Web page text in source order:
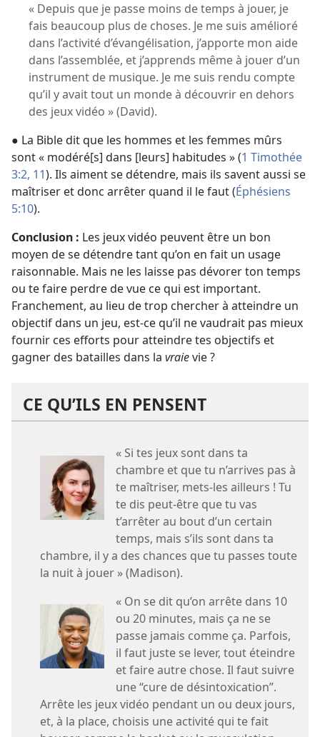
« Depuis que je passe moins de temps à jouer, je
fais beaucoup plus de choses. Je me suis amélioré
dans l’activité d’évangélisation, j’apporte mon aide
dans l’assemblée, et j’apprends même à jouer d’un
instrument de musique. Je me suis rendu compte
qu’il y avait tout un monde à découvrir en dehors
des jeux vidéo » (David).
● La Bible dit que les hommes et les femmes mûrs
sont « modéré[s] dans [leurs] habitudes » (1 Timothée
3:2, 11). Ils aiment se détendre, mais ils savent aussi se
maîtriser et donc arrêter quand il le faut (Éphésiens
5:10).
Conclusion : Les jeux vidéo peuvent être un bon
moyen de se détendre tant qu’on en fait un usage
raisonnable. Mais ne les laisse pas dévorer ton temps
ou te faire perdre de vue ce qui est important.
Franchement, au lieu de trop chercher à atteindre un
objectif dans un jeu, est-ce qu’il ne vaudrait pas mieux
fournir ces efforts pour atteindre tes objectifs et
gagner des batailles dans la vraievie ?
CE QU’ILS EN PENSENT
« Si tes jeux sont dans ta
chambre et que tu n’arrives pas à
te maîtriser, mets-les ailleurs ! Tu
te dis peut-être que tu vas
t’arrêter au bout d’un certain
temps, mais s’ils sont dans ta
chambre, il y a des chances que tu passes toute
la nuit à jouer » (Madison).
« On se dit qu’on arrête dans 10
ou 20 minutes, mais ça ne se
passe jamais comme ça. Parfois,
il faut juste se lever, tout éteindre
et faire autre chose. Il faut suivre
une “cure de désintoxication”.
Arrête les jeux vidéo pendant un ou deux jours,
et, à la place, choisis une activité qui te fait